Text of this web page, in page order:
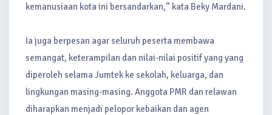
kemanusiaan kota ini bersandarkan,” kata Beky Mardani.
Ia juga berpesan agar seluruh peserta membawa
semangat, keterampilan dan nilai-nilai positif yang yang
diperoleh selama Jumtek ke sekolah, keluarga, dan
lingkungan masing-masing. Anggota PMR dan relawan
diharapkan menjadi pelopor kebaikan dan agen